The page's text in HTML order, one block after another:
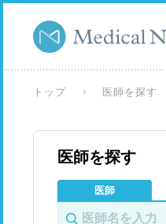
トップ 医師を探す
医師を探す
医師